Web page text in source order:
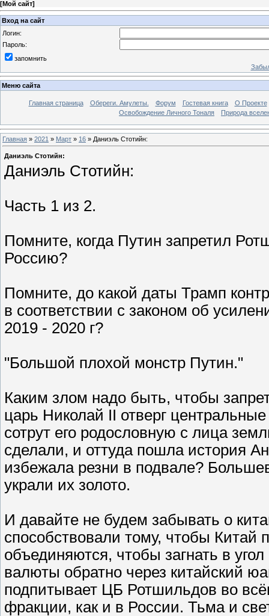
[Мой сайт]
Вход на сайт
Логин:
Пароль:
запомнить
Меню сайта
Главная страница Обереги. Амулеты. Форум Гостевая книга
О Проекте
Освобождение Личного Тоналя
Природа
Главная » 2021 » Март » 16 » Даниэль Стотийн:
Даниэль Стотийн:
Даниэль Стотийн:
Часть 1 из 2.
Помните, когда Путин запретил
Россию?
Помните, до какой даты Трамп
в соответствии с законом об
2019 - 2020 г?
"Большой плохой монстр Путин."
Каким злом надо быть, чтобы
царь Николай II отверг
сотрут его родословную с лица
сделали, и оттуда пошла история
избежала резни в подвале?
украли их золото.
И давайте не будем забывать о
способствовали тому, чтобы Китай
объединяются, чтобы загнать в
валюты обратно через китайский
подпитывает ЦБ Ротшильдов во
фракции, как и в России. Тьма и